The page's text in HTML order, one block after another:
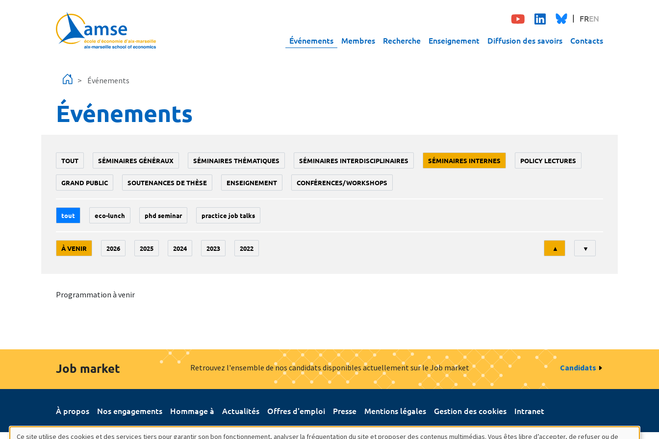
FREN
Événements Membres Recherche Enseignement Diffusion des savoirs Contacts
Événements
Événements
TOUT SÉMINAIRES GÉNÉRAUX SÉMINAIRES THÉMATIQUES SÉMINAIRES INTERDISCIPLINAIRES SÉMINAIRES INTERNES POLICY LECTURES
GRAND PUBLIC SOUTENANCES DE THÈSE ENSEIGNEMENT CONFÉRENCES/WORKSHOPS
tout eco-lunch phd seminar practice job talks
À VENIR 2026 2025 2024 2023 2022
Tri
▲ ▼
Programmation à venir
Job market Retrouvez l'ensemble de nos candidats disponibles actuellement sur le Job market Candidats
À propos Nos engagements Hommage à Actualités Offres d'emploi Presse Mentions légales Gestion des cookies Intranet
Ce site utilise des cookies et des services tiers pour garantir son bon fonctionnement, analyser la fréquentation du site et proposer des contenus multimédias. Vous êtes libre d’accepter, de refuser ou de